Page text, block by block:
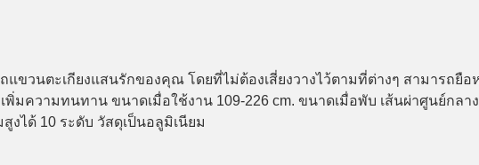
วนตะเกียงแสนรักของคุณ โดยที่ไม่ต้องเสี่ยงวางไว้ตามที่ต่างๆ สามารถยือ
พิ่มความทนทาน ขนาดเมื่อใช้งาน 109-226 cm. ขนาดเมื่อพับ เส้นผ่าศูนย์กลา
งได้ 10 ระดับ วัสดุเป็นอลูมิเนียม